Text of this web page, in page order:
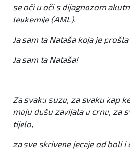
se oči u oči s dijagnozom
leukemije (AML).
Ja sam ta Nataša koja je
Ja sam ta Nataša!
Za svaku suzu, za svaku kap
moju dušu zavijala u crnu, za
tijelo,
za sve skrivene jecaje od boli i